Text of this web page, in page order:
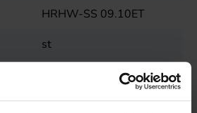
HRHW-SS 09.10ET
st